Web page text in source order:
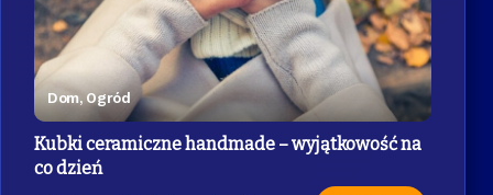
Dom, Ogród
Kubki ceramiczne handmade – wyjątkowość na
co dzień